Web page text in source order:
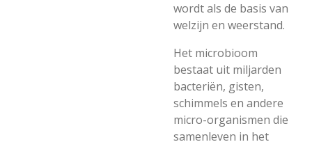
wordt als de basis van
welzijn en weerstand.
Het microbioom
bestaat uit miljarden
bacteriën, gisten,
schimmels en andere
micro-organismen die
samenleven in het